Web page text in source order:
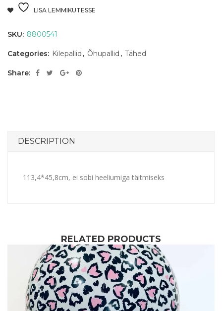
LISA LEMMIKUTESSE
SKU: 8800541
Categories: Kilepallid , Õhupallid , Tähed
Share:
DESCRIPTION
113,4*45,8cm, ei sobi heeliumiga täitmiseks
RELATED PRODUCTS